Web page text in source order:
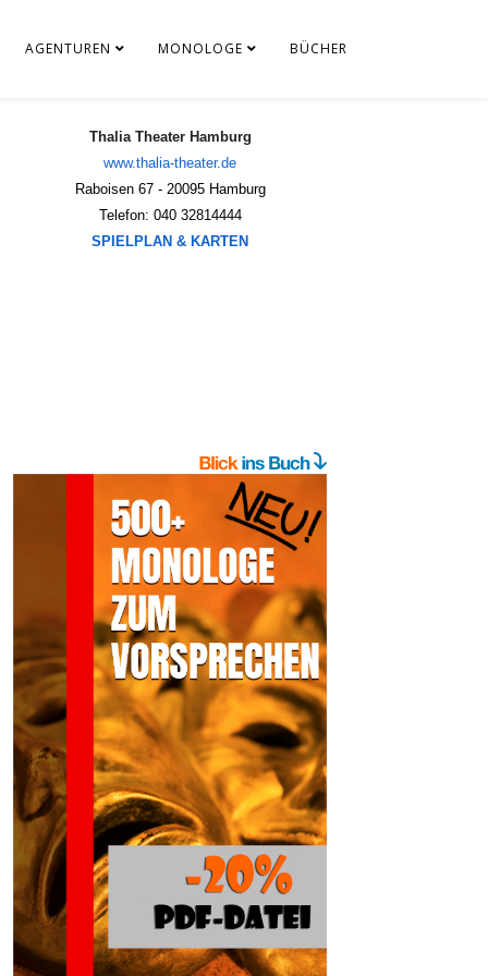
AGENTUREN MONOLOGE BÜCHER
Thalia Theater Hamburg
www.thalia-theater.de
Raboisen 67 - 20095 Hamburg
Telefon: 040 32814444
SPIELPLAN & KARTEN